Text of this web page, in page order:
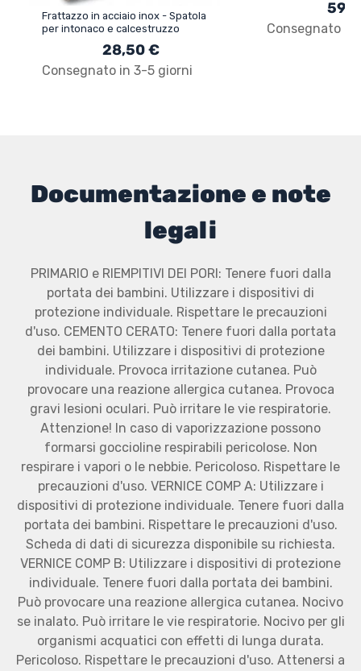
Frattazzo in acciaio inox - Spatola
per intonaco e calcestruzzo
28,50 €
Consegnato in 3-5 giorni
Consegnato in
Documentazione e note
legali
PRIMARIO e RIEMPITIVI DEI PORI: Tenere fuori dalla
portata dei bambini. Utilizzare i dispositivi di
protezione individuale. Rispettare le precauzioni
d'uso. CEMENTO CERATO: Tenere fuori dalla portata
dei bambini. Utilizzare i dispositivi di protezione
individuale. Provoca irritazione cutanea. Può
provocare una reazione allergica cutanea. Provoca
gravi lesioni oculari. Può irritare le vie respiratorie.
Attenzione! In caso di vaporizzazione possono
formarsi goccioline respirabili pericolose. Non
respirare i vapori o le nebbie. Pericoloso. Rispettare le
precauzioni d'uso. VERNICE COMP A: Utilizzare i
dispositivi di protezione individuale. Tenere fuori dalla
portata dei bambini. Rispettare le precauzioni d'uso.
Scheda di dati di sicurezza disponibile su richiesta.
VERNICE COMP B: Utilizzare i dispositivi di protezione
individuale. Tenere fuori dalla portata dei bambini.
Può provocare una reazione allergica cutanea. Nocivo
se inalato. Può irritare le vie respiratorie. Nocivo per gli
organismi acquatici con effetti di lunga durata.
Pericoloso. Rispettare le precauzioni d'uso. Attenersi a